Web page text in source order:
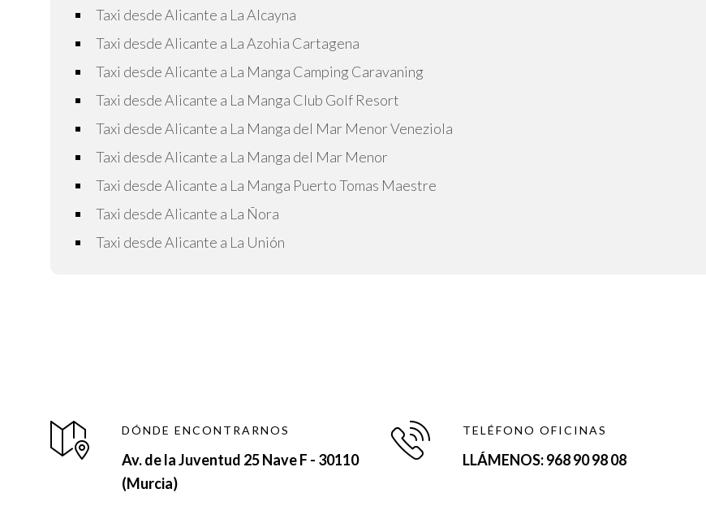
Taxi desde Alicante a La Alcayna
Taxi desde Alicante a La Azohia Cartagena
Taxi desde Alicante a La Manga Camping Caravaning
Taxi desde Alicante a La Manga Club Golf Resort
Taxi desde Alicante a La Manga del Mar Menor Veneziola
Taxi desde Alicante a La Manga del Mar Menor
Taxi desde Alicante a La Manga Puerto Tomas Maestre
Taxi desde Alicante a La Ñora
Taxi desde Alicante a La Unión
DÓNDE ENCONTRARNOS
Av. de la Juventud 25 Nave F - 30110
(Murcia)
TELÉFONO OFICINAS
LLÁMENOS: 968 90 98 08